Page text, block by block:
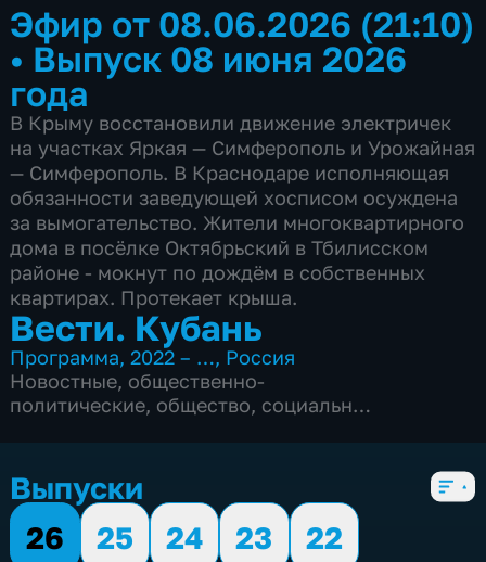
Эфир от 08.06.2026 (21:10)
• Выпуск 08 июня 2026
года
В Крыму восстановили движение электричек
на участках Яркая — Симферополь и Урожайная
— Симферополь. В Краснодаре исполняющая
обязанности заведующей хосписом осуждена
за вымогательство. Жители многоквартирного
дома в посёлке Октябрьский в Тбилисском
районе - мокнут по дождём в собственных
квартирах. Протекает крыша.
Вести. Кубань
Программа,2022 – …, Россия
Новостные, общественно-
политические, общество, социально-
Выпуски
26
25 24 23
22